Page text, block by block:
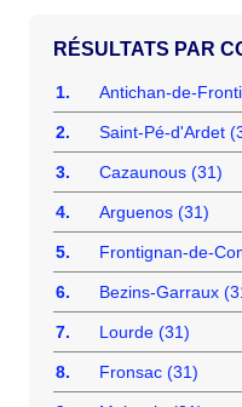
1. Antichan-de-
2. Saint-Pé-d'Ardet
3. Cazaunous (31)
4. Arguenos (31)
5. Frontignan-de-
6. Bezins-Garraux
7. Lourde (31)
8. Fronsac (31)